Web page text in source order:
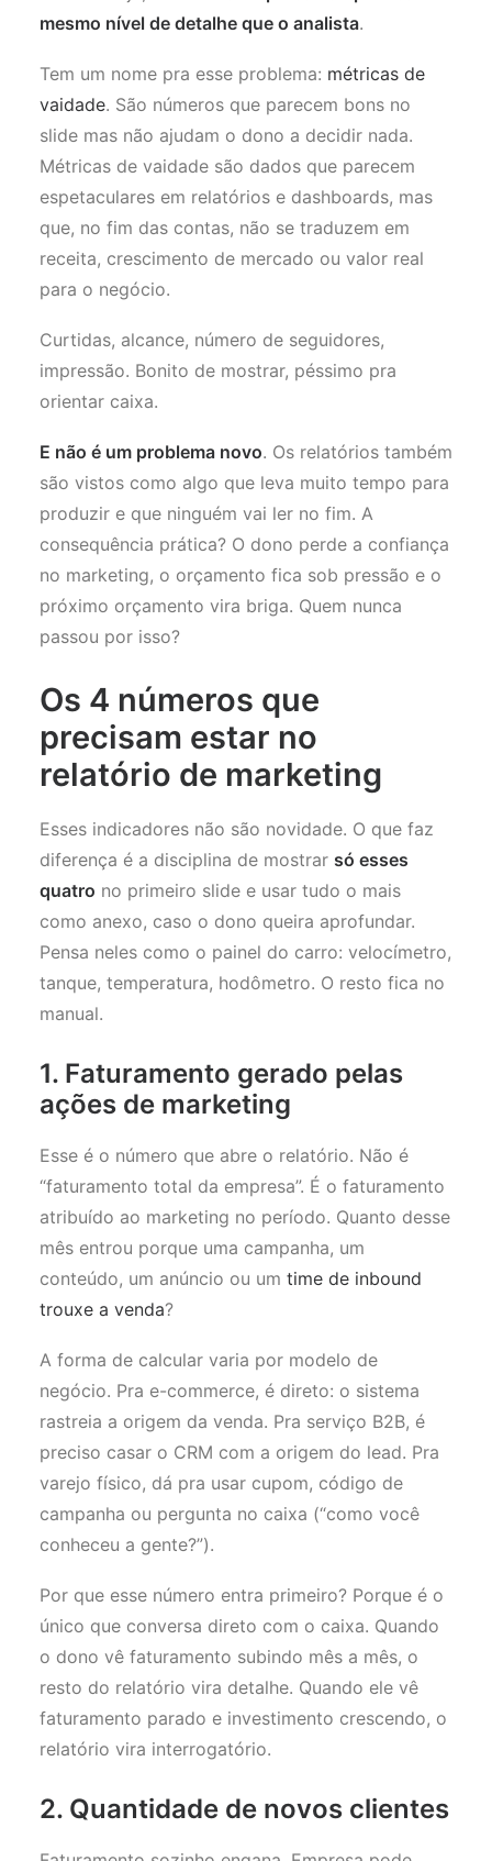
mesmo nível de detalhe que o analista.
Tem um nome pra esse problema: métricas de
vaidade. São números que parecem bons no
slide mas não ajudam o dono a decidir nada.
Métricas de vaidade são dados que parecem
espetaculares em relatórios e dashboards, mas
que, no fim das contas, não se traduzem em
receita, crescimento de mercado ou valor real
para o negócio.
Curtidas, alcance, número de seguidores,
impressão. Bonito de mostrar, péssimo pra
orientar caixa.
E não é um problema novo. Os relatórios também
são vistos como algo que leva muito tempo para
produzir e que ninguém vai ler no fim. A
consequência prática? O dono perde a confiança
no marketing, o orçamento fica sob pressão e o
próximo orçamento vira briga. Quem nunca
passou por isso?
Os 4 números que
precisam estar no
relatório de marketing
Esses indicadores não são novidade. O que faz
diferença é a disciplina de mostrar só esses
quatro no primeiro slide e usar tudo o mais
como anexo, caso o dono queira aprofundar.
Pensa neles como o painel do carro: velocímetro,
tanque, temperatura, hodômetro. O resto fica no
manual.
1. Faturamento gerado pelas
ações de marketing
Esse é o número que abre o relatório. Não é
“faturamento total da empresa”. É o faturamento
atribuído ao marketing no período. Quanto desse
mês entrou porque uma campanha, um
conteúdo, um anúncio ou um time de inbound
trouxe a venda?
A forma de calcular varia por modelo de
negócio. Pra e-commerce, é direto: o sistema
rastreia a origem da venda. Pra serviço B2B, é
preciso casar o CRM com a origem do lead. Pra
varejo físico, dá pra usar cupom, código de
campanha ou pergunta no caixa (“como você
conheceu a gente?”).
Por que esse número entra primeiro? Porque é o
único que conversa direto com o caixa. Quando
o dono vê faturamento subindo mês a mês, o
resto do relatório vira detalhe. Quando ele vê
faturamento parado e investimento crescendo, o
relatório vira interrogatório.
2. Quantidade de novos clientes